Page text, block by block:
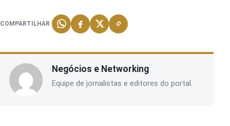
COMPARTILHAR
Negócios e Networking
Equipe de jornalistas e editores do portal.